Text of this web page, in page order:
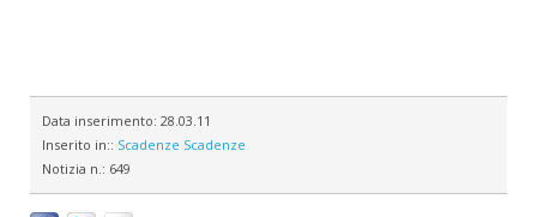
Data inserimento: 28.03.11
Inserito in:: Scadenze Scadenze
Notizia n.: 649